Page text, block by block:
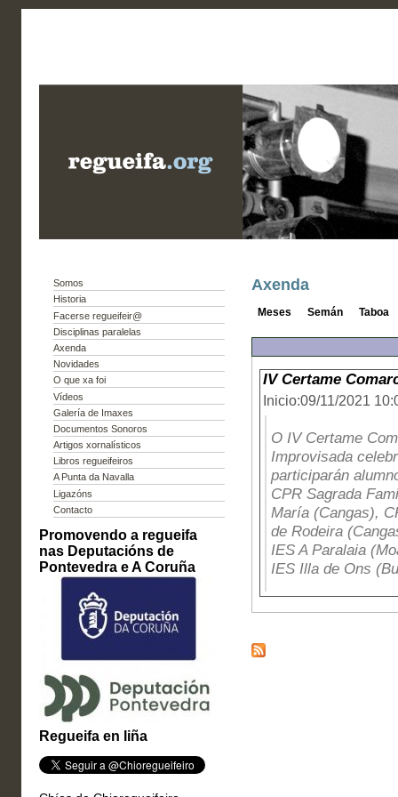
Somos
Historia
Facerse regueifeir@
Disciplinas paralelas
Axenda
Novidades
O que xa foi
Vídeos
Galería de Imaxes
Documentos Sonoros
Artigos xornalísticos
Libros regueifeiros
A Punta da Navalla
Ligazóns
Contacto
Promovendo a regueifa
nas Deputacións de
Pontevedra e A Coruña
Regueifa en liña
Axenda
Meses Semán Taboa
IV Certame
Inicio:09/11/2021
O IV Certame
Improvisada
participarán
CPR Sagrada
María (Cangas),
de Rodeira
IES A Paralaia
IES Illa de Ons